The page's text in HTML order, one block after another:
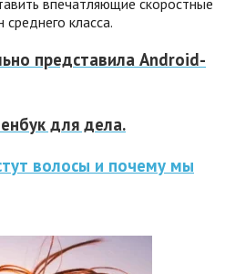
класса.
представила Android-
для дела.
волосы и почему мы